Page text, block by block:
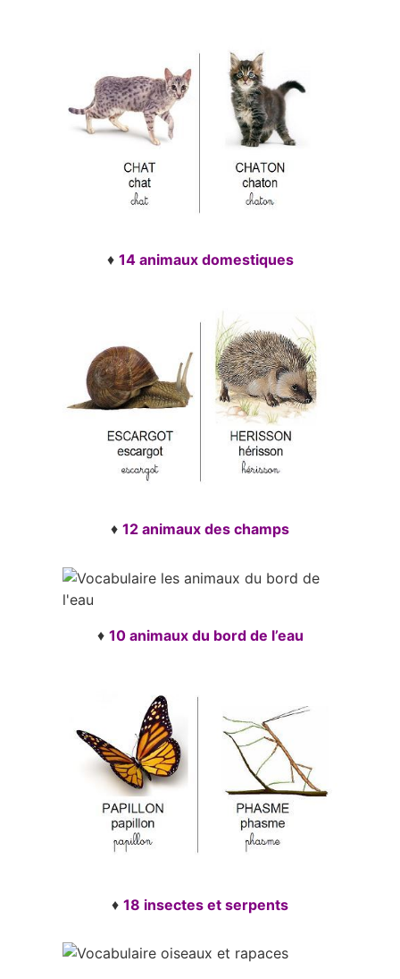
♦ 14 animaux domestiques
♦ 12 animaux des champs
♦ 10 animaux du bord de l’eau
♦ 18 insectes et serpents